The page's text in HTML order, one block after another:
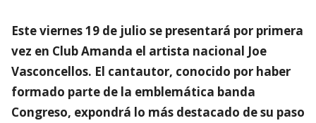
Este viernes 19 de julio se presentará por primera
vez en Club Amanda el artista nacional Joe
Vasconcellos. El cantautor, conocido por haber
formado parte de la emblemática banda
Congreso, expondrá lo más destacado de su paso